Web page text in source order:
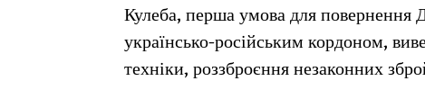
Кулеба, перша умова для повернення
українсько-російським кордоном,
техніки, роззброєння незаконних